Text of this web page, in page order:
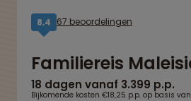
8,4 67 beoordelingen
Familiereis
18 dagen vanaf 3.399 p.p.
Bijkomende kosten €18,25 p.p. op basis